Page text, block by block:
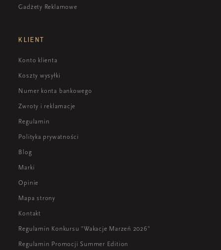
Gadżety Reklamowe
KLIENT
Konto klienta
Koszty wysyłki
Numer konta bankowego
Zwroty i reklamacje
Regulamin
Polityka prywatności
Blog
Marki
Opinie
Mapa strony
Kontakt
Regulamin Konkursu "Wakacje Marzeń 2026"
Regulamin Promocji Summer Edition